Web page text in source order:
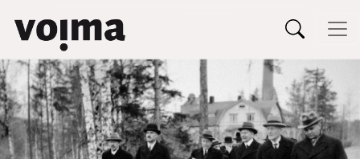
Siirry sisältöön
Päävalikko